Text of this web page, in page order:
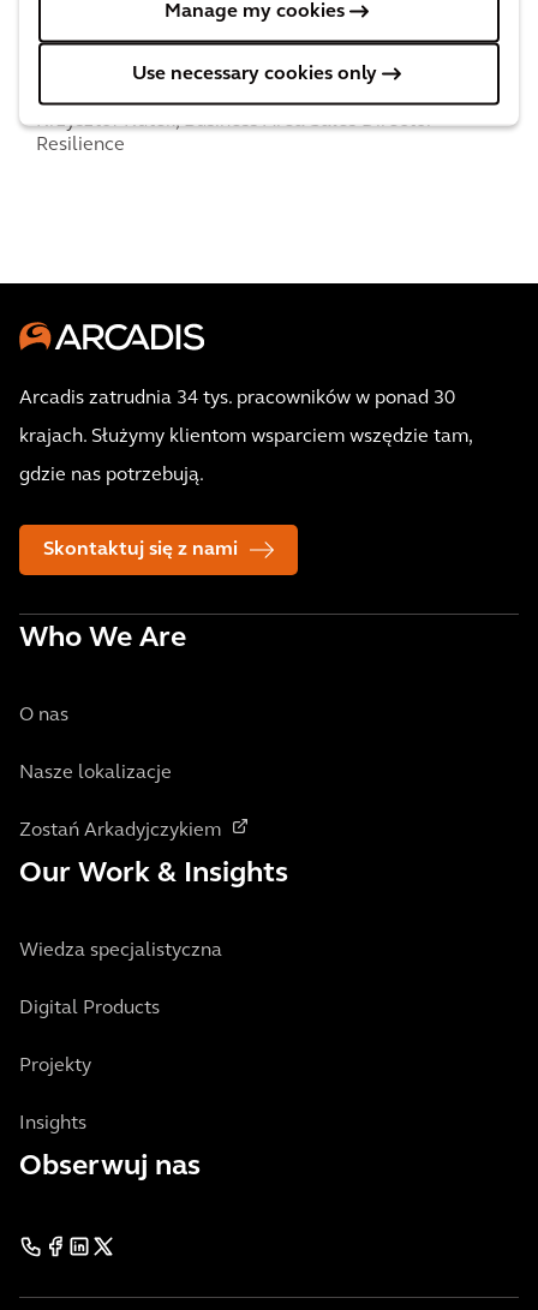
Manage my cookies
Use necessary cookies only
Connect withKrzysztof Kutek
more information & questions.
Krzysztof Kutek,Business Area Sales Director -
Resilience
Arcadis zatrudnia 34 tys. pracowników w ponad 30
krajach. Służymy klientom wsparciem wszędzie tam,
gdzie nas potrzebują.
Skontaktuj się z nami
Who We Are
O nas
Nasze lokalizacje
Zostań Arkadyjczykiem
Our Work & Insights
Wiedza specjalistyczna
Digital Products
Projekty
Insights
Obserwuj nas